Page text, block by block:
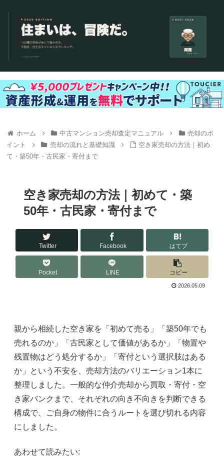
ホーム 中古マンション売却査定マニュアル
売却のポ
イント
売却の流れと基礎知識
空き家売却の方法｜初め
て・築50年・古民家・寄付まで
空き家売却の方法｜初めて・築
50年・古民家・寄付まで
Twitter Facebook はてブ
Pocket LINE コピー
2026.05.09
親から相続した空き家を「初めて売る」「築50年でも
売れるのか」「古民家として価値があるか」「物置や
残置物はどう処分するか」「寄付という選択肢はある
か」という不安を、売却方法のバリエーション1本に
整理しました。一般的な仲介売却から買取・寄付・空
き家バンクまで、それぞれの向き不向きを判断できる
構成で、ご自身の物件に合うルートを選び切れる内容
にしました。
あわせて読みたい: